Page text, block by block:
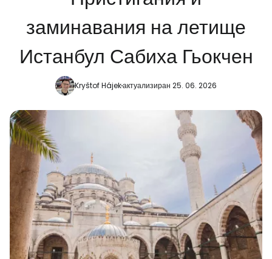
заминавания на летище
Истанбул Сабиха Гьокчен
Kryštof Hájekактуализиран 25. 06. 2026
Продължете с Facebook
Продължете с имейл